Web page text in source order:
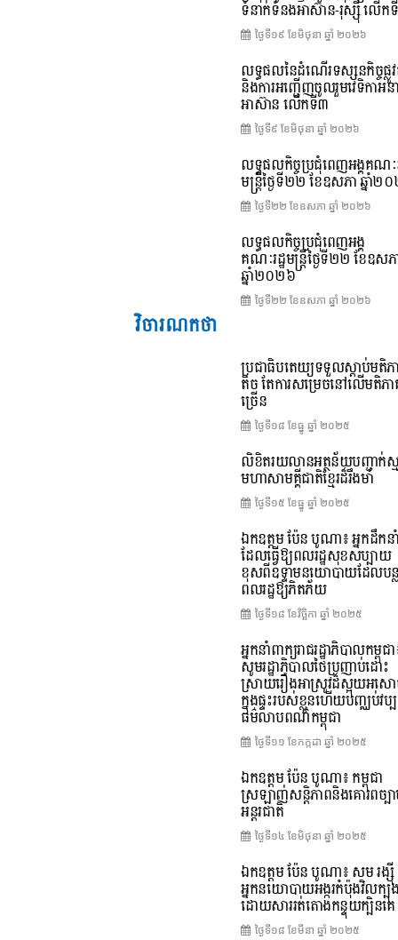
ទំនាក់ទំនងអាស៊ាន-រុស្ស៊ី លើ
ថ្ងៃទី១៩ ខែ​មិថុនា ឆ្នាំ ២០២៦
លទ្ធផលនៃដំណើរទស្សនកិច្ចផ្លូវ
និងការអញ្ជើញចូលរួមវេទិកាអ
អាស៊ាន លើកទី៣
ថ្ងៃទី៩ ខែ​មិថុនា ឆ្នាំ ២០២៦
លទ្ធផលកិច្ចប្រជុំពេញអង្គគណៈ
មន្ត្រីថ្ងៃទី២២ ខែឧសភា ឆ្នាំ២
ថ្ងៃទី២២ ខែ​ឧសភា ឆ្នាំ ២០២៦
លទ្ធផលកិច្ចប្រជុំពេញអង្គ
គណៈរដ្ឋមន្រ្តីថ្ងៃទី២២ ខែឧសភ
ឆ្នាំ២០២៦
ថ្ងៃទី២២ ខែ​ឧសភា ឆ្នាំ ២០២៦
វិចារណកថា
ប្រជាធិបតេយ្យទទួលស្តាប់មតិភ
តិច តែការសម្រេចនៅលើមតិភ
ច្រើន
ថ្ងៃទី១៨ ខែ​ធ្នូ ឆ្នាំ ២០២៥
លិខិតរយលានអត្ថន័យបញ្ជាក់ស្ម
មហាសាមគ្គីជាតិខ្មែរដ៏រឹងមាំ
ថ្ងៃទី១៥ ខែ​ធ្នូ ឆ្នាំ ២០២៥
ឯកឧត្តម ប៉ែន បូណា៖ អ្នកដឹកនាំ
ដែលធ្វើឱ្យពលរដ្ឋសុខសប្បាយ
ខុសពីឧទ្ទាមនយោបាយដែលបន្
ពលរដ្ឋឱ្យភិតភ័យ
ថ្ងៃទី១៨ ខែ​វិច្ឆិកា ឆ្នាំ ២០២៥
អ្នកនាំពាក្យរាជរដ្ឋាភិបាលកម្ពុជ
សូមរដ្ឋាភិបាលថៃប្រញាប់ដោះ
ស្រាយរឿងអាស្រូវដ៏ស្អុយអស
ក្នុងផ្ទះរបស់ខ្លួនហើយបញ្ឈប់វប្ប
ធម៌លាបពណ៌កម្ពុជា
ថ្ងៃទី១១ ខែ​កក្កដា ឆ្នាំ ២០២៥
ឯកឧត្តម ប៉ែន បូណា៖ កម្ពុជា
ស្រឡាញ់សន្តិភាពនិងគោរពច្ប
អន្តរជាតិ
ថ្ងៃទី១៤ ខែ​មិថុនា ឆ្នាំ ២០២៥
ឯកឧត្តម ប៉ែន បូណា៖ សម រង្ស៊ី
អ្នកនយោបាយអង្ករកំប៉ុងវិលក្បុង
ដោយសាររត់តោងកន្ទុយក្បិនគេ
ថ្ងៃទី១៨ ខែ​មីនា ឆ្នាំ ២០២៥